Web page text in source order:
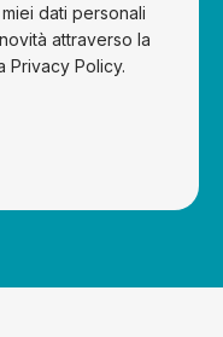
dati personali
attraverso la
Privacy Policy.